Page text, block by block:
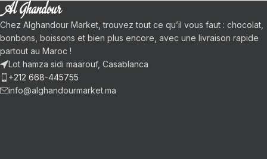
Chez Alghandour Market, trouvez tout ce qu’il vous faut : chocolat,
bonbons, boissons et bien plus encore, avec une livraison rapide
partout au Maroc !
Lot hamza sidi maarouf, Casablanca
+212 668-445755
info@alghandourmarket.ma